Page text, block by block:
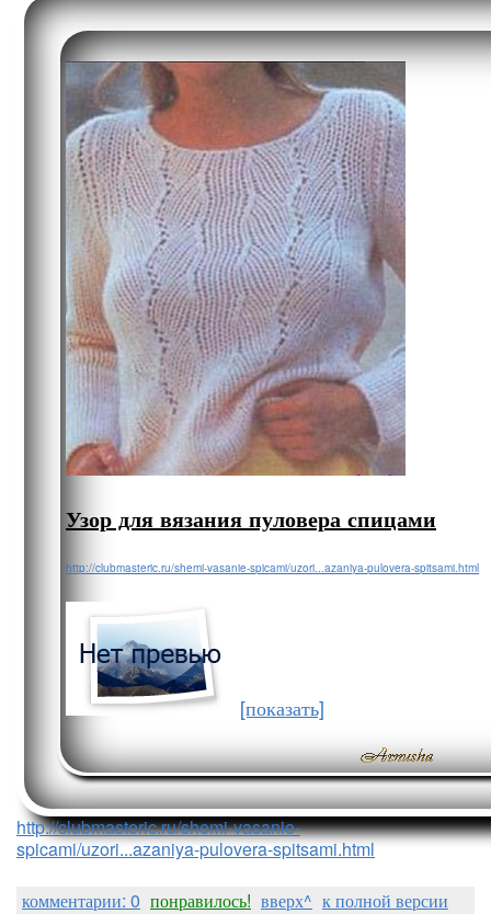
Узор для вязания пуловера спицами
http://clubmasteric.ru/shemi-vasanie-spicami/uzori...azaniya-pulovera-spitsami.html
[показать]
http://clubmasteric.ru/shemi-vasanie-
spicami/uzori...azaniya-pulovera-spitsami.html
комментарии: 0 понравилось! вверх^ к полной версии